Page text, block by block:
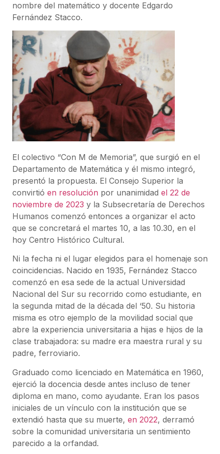
nombre del matemático y docente Edgardo
Fernández Stacco.
El colectivo “Con M de Memoria”, que surgió en el
Departamento de Matemática y él mismo integró,
presentó la propuesta. El Consejo Superior la
convirtió en resolución por unanimidad el 22 de
noviembre de 2023 y la Subsecretaría de Derechos
Humanos comenzó entonces a organizar el acto
que se concretará el martes 10, a las 10.30, en el
hoy Centro Histórico Cultural.
Ni la fecha ni el lugar elegidos para el homenaje son
coincidencias. Nacido en 1935, Fernández Stacco
comenzó en esa sede de la actual Universidad
Nacional del Sur su recorrido como estudiante, en
la segunda mitad de la década del ‘50. Su historia
misma es otro ejemplo de la movilidad social que
abre la experiencia universitaria a hijas e hijos de la
clase trabajadora: su madre era maestra rural y su
padre, ferroviario.
Graduado como licenciado en Matemática en 1960,
ejerció la docencia desde antes incluso de tener
diploma en mano, como ayudante. Eran los pasos
iniciales de un vínculo con la institución que se
extendió hasta que su muerte, en 2022, derramó
sobre la comunidad universitaria un sentimiento
parecido a la orfandad.